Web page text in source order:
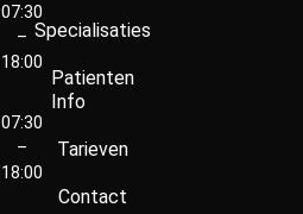
07:30
–
18:00
07:30
–
18:00
Specialisaties
Patienten
Info
Tarieven
Contact